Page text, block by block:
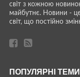
світ з кожною
майбутнє. Новини -
світ, що постійно
ПОПУЛЯРНІ ТЕМИ